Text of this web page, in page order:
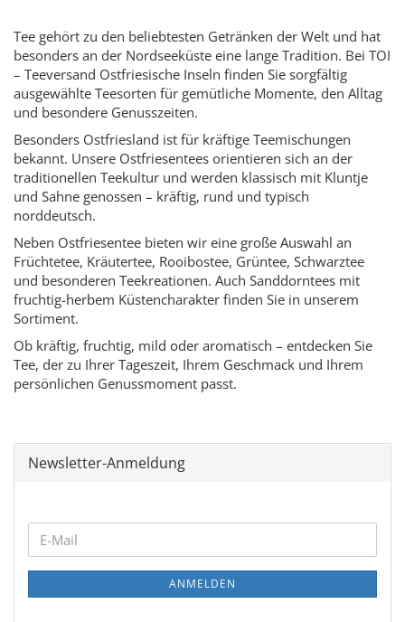
Tee gehört zu den beliebtesten Getränken der Welt und hat
besonders an der Nordseeküste eine lange Tradition. Bei TOI
– Teeversand Ostfriesische Inseln finden Sie sorgfältig
ausgewählte Teesorten für gemütliche Momente, den Alltag
und besondere Genusszeiten.
Besonders Ostfriesland ist für kräftige Teemischungen
bekannt. Unsere Ostfriesentees orientieren sich an der
traditionellen Teekultur und werden klassisch mit Kluntje
und Sahne genossen – kräftig, rund und typisch
norddeutsch.
Neben Ostfriesentee bieten wir eine große Auswahl an
Früchtetee, Kräutertee, Rooibostee, Grüntee, Schwarztee
und besonderen Teekreationen. Auch Sanddorntees mit
fruchtig-herbem Küstencharakter finden Sie in unserem
Sortiment.
Ob kräftig, fruchtig, mild oder aromatisch – entdecken Sie
Tee, der zu Ihrer Tageszeit, Ihrem Geschmack und Ihrem
persönlichen Genussmoment passt.
Newsletter-Anmeldung
WEITER
ZUR
NEWSLETTER-
E-
Mail
ANMELDEN